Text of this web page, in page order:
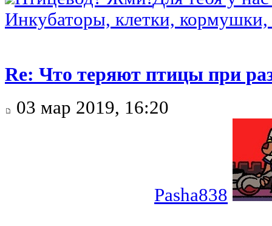
Инкубаторы, клетки,
Re: Что теряют птицы при
03 мар 2019, 16:20
Pasha838